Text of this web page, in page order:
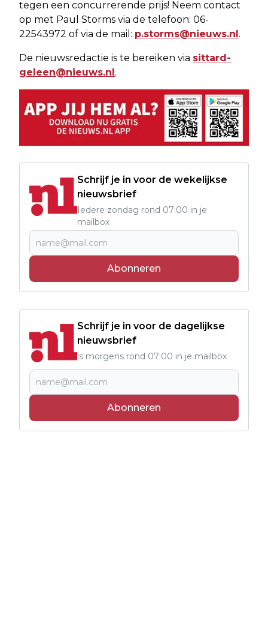
tegen een concurrerende prijs! Neem contact
op met Paul Storms via de telefoon: 06-
22543972 of via de mail: p.storms@nieuws.nl.
De nieuwsredactie is te bereiken via sittard-
geleen@nieuws.nl.
Schrijf je in voor de wekelijkse
nieuwsbrief
Iedere zondag rond 07:00 in je
mailbox
Abonneren
Schrijf je in voor de dagelijkse
nieuwsbrief
's morgens rond 07:00 in je mailbox
Abonneren